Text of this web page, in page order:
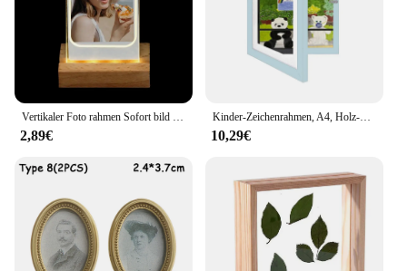
2,89€
Kinder-Zeichenrahmen, A4, Holz-Posterrahmen für Wände, Kinder-Kunstrahmen, austauschbare Kinderbilder, Präsentationsrahmen, Heimdekoration
10,29€